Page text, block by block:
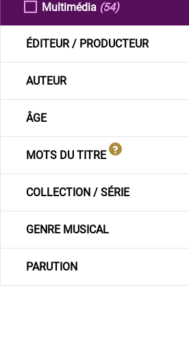
Multimédia (54)
ÉDITEUR / PRODUCTEUR
AUTEUR
ÂGE
MOTS DU TITRE
COLLECTION / SÉRIE
GENRE MUSICAL
PARUTION